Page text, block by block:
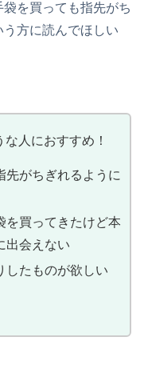
を買っても指先がち
う方に読んでほしい
人におすすめ！
先がちぎれるように
を買ってきたけど本
出会えない
したものが欲しい